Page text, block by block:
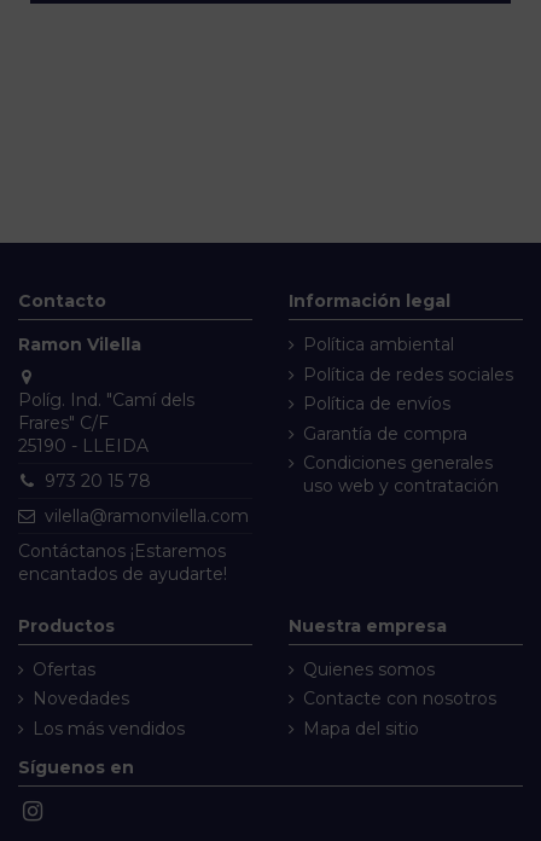
Contacto
Ramon Vilella
Políg. Ind. "Camí dels
Frares" C/F
25190 - LLEIDA
973 20 15 78
vilella@ramonvilella.com
Contáctanos ¡Estaremos
encantados de ayudarte!
Información legal
Política ambiental
Política de redes sociales
Política de envíos
Garantía de compra
Condiciones generales
uso web y contratación
Productos
Ofertas
Novedades
Los más vendidos
Nuestra empresa
Quienes somos
Contacte con nosotros
Mapa del sitio
Síguenos en